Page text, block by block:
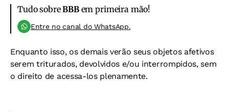
Tudo sobreBBBem primeira mão!
Entre no canal do WhatsApp.
Enquanto isso, os demais verão seus objetos afetivos
serem triturados, devolvidos e/ou interrompidos, sem
o direito de acessa-los plenamente.